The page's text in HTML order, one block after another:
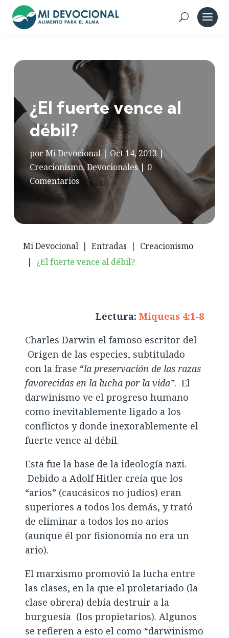
¿El fuerte vence al
débil?
porMi Devocional|Oct 14, 2013|
Creacionismo,Devocionales| 0
Comentarios
Mi Devocional | Entradas | Creacionismo
| ¿El fuerte vence al débil?
Lectura: Miqueas 4:1-8
Charles Darwin el famoso escritor del
Origen de las especies, subtitulado
con la frase “la preservación de las razas
favorecidas en la lucha por la vida”. El
darwinismo ve el progreso humano
como inevitablemente ligado a los
conflictos y donde inexorablemente el
fuerte vence al débil.
Esta fue la base de la ideología nazi.
Debido a Adolf Hitler creía que los
“arios” (caucásicos no judíos) eran
superiores a todos los demás, y trató
de eliminar a todos los no arios
(aunque él por fisionomía no era un
ario).
El marxismo promovió la lucha entre
las clases, en la que el proletariado (la
clase obrera) debía destruir a la
burguesía (los propietarios). Algunos
se refieren a esto el como “darwinismo